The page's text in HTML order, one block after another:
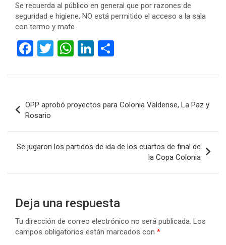
Se recuerda al público en general que por razones de
seguridad e higiene, NO está permitido el acceso a la sala
con termo y mate.
F
ce
o
o
k
T
tt
W
at
A
p
p
Li
ke
n
m
ar
tir
de
entradas
OPP aprobó proyectos para Colonia Valdense, La Paz y
Rosario
Se jugaron los partidos de ida de los cuartos de final de
la Copa Colonia
Deja una respuesta
Tu dirección de correo electrónico no será publicada. Los
campos obligatorios están marcados con *